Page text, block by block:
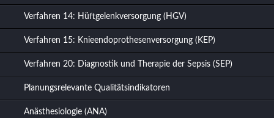
Verfahren 14: Hüftgelenkversorgung (HGV)
Verfahren 15: Knieendoprothesenversorgung (KEP)
Verfahren 20: Diagnostik und Therapie der Sepsis (SEP)
Planungsrelevante Qualitätsindikatoren
Anästhesiologie (ANA)